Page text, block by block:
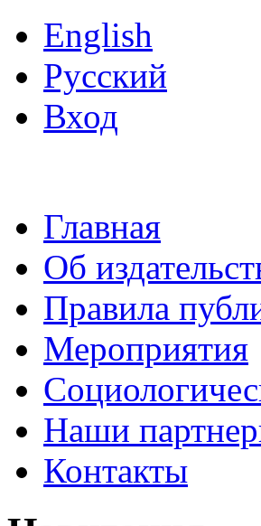
English
Русский
Вход
Главная
Об
Правила
Мероприятия
Наши
Контакты